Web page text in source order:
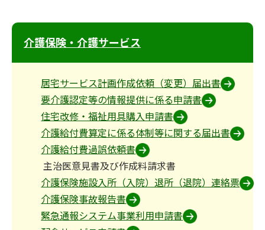
介護保険・介護サービス
居宅サービス計画作成依頼（変更）届出書
要介護認定等の情報提供に係る申請書
住宅改修・福祉用具購入申請書
介護給付費算定に係る体制等に関する届出書
介護給付費過誤依頼書
主治医意見書及び作成料請求書
介護保険施設入所（入院）退所（退院）連絡票
介護保険事故報告書
緊急通報システム事業利用申請書